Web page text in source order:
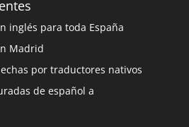
inglés para toda España
Madrid
por traductores nativos
de español a